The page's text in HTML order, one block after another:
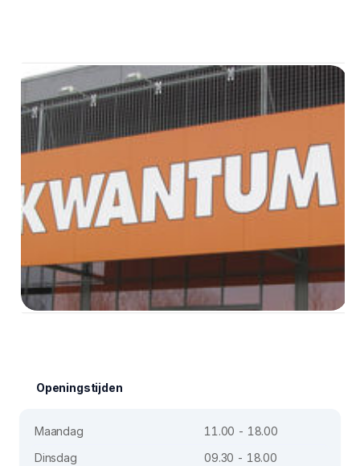
Openingstijden
Maandag
11.00 - 18.00
Dinsdag
09.30 - 18.00